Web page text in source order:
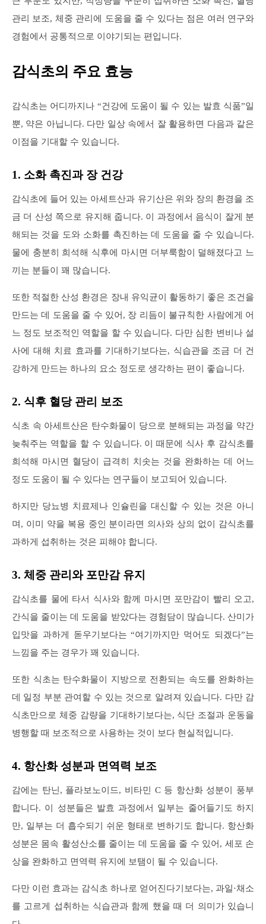
관리 보조, 체중 관리에 도움을 줄 수 있다는 점은 여러 연구와
경험에서 공통적으로 이야기되는 편입니다.
감식초의 주요 효능
감식초는 어디까지나 “건강에 도움이 될 수 있는 발효 식품”일
뿐, 약은 아닙니다. 다만 일상 속에서 잘 활용하면 다음과 같은
이점을 기대할 수 있습니다.
1. 소화 촉진과 장 건강
감식초에 들어 있는 아세트산과 유기산은 위와 장의 환경을 조
금 더 산성 쪽으로 유지해 줍니다. 이 과정에서 음식이 잘게 분
해되는 것을 도와 소화를 촉진하는 데 도움을 줄 수 있습니다.
물에 충분히 희석해 식후에 마시면 더부룩함이 덜해졌다고 느
끼는 분들이 꽤 많습니다.
또한 적절한 산성 환경은 장내 유익균이 활동하기 좋은 조건을
만드는 데 도움을 줄 수 있어, 장 리듬이 불규칙한 사람에게 어
느 정도 보조적인 역할을 할 수 있습니다. 다만 심한 변비나 설
사에 대해 치료 효과를 기대하기보다는, 식습관을 조금 더 건
강하게 만드는 하나의 요소 정도로 생각하는 편이 좋습니다.
2. 식후 혈당 관리 보조
식초 속 아세트산은 탄수화물이 당으로 분해되는 과정을 약간
늦춰주는 역할을 할 수 있습니다. 이 때문에 식사 후 감식초를
희석해 마시면 혈당이 급격히 치솟는 것을 완화하는 데 어느
정도 도움이 될 수 있다는 연구들이 보고되어 있습니다.
하지만 당뇨병 치료제나 인슐린을 대신할 수 있는 것은 아니
며, 이미 약을 복용 중인 분이라면 의사와 상의 없이 감식초를
과하게 섭취하는 것은 피해야 합니다.
3. 체중 관리와 포만감 유지
감식초를 물에 타서 식사와 함께 마시면 포만감이 빨리 오고,
간식을 줄이는 데 도움을 받았다는 경험담이 많습니다. 산미가
입맛을 과하게 돋우기보다는 “여기까지만 먹어도 되겠다”는
느낌을 주는 경우가 꽤 있습니다.
또한 식초는 탄수화물이 지방으로 전환되는 속도를 완화하는
데 일정 부분 관여할 수 있는 것으로 알려져 있습니다. 다만 감
식초만으로 체중 감량을 기대하기보다는, 식단 조절과 운동을
병행할 때 보조적으로 사용하는 것이 보다 현실적입니다.
4. 항산화 성분과 면역력 보조
감에는 탄닌, 플라보노이드, 비타민 C 등 항산화 성분이 풍부
합니다. 이 성분들은 발효 과정에서 일부는 줄어들기도 하지
만, 일부는 더 흡수되기 쉬운 형태로 변하기도 합니다. 항산화
성분은 몸속 활성산소를 줄이는 데 도움을 줄 수 있어, 세포 손
상을 완화하고 면역력 유지에 보탬이 될 수 있습니다.
다만 이런 효과는 감식초 하나로 얻어진다기보다는, 과일·채소
를 고르게 섭취하는 식습관과 함께 했을 때 더 의미가 있습니